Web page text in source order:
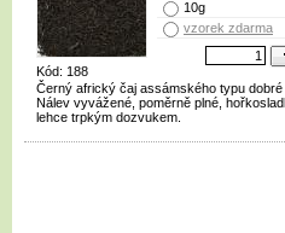
Kód: 188
10g
vzorek zdarma
Černý africký čaj assámského typu dobré
Nálev vyvážené, poměrně plné,
lehce trpkým dozvukem.